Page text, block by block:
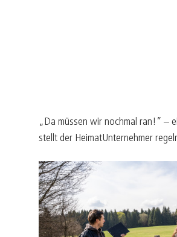
„Da müssen wir nochmal ran!” –
stellt der HeimatUnternehmer